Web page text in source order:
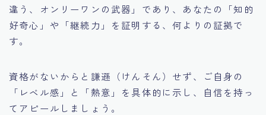
違う、オンリーワンの武器」であり、あなたの「知的
好奇心」や「継続力」を証明する、何よりの証拠で
す。
資格がないからと謙遜（けんそん）せず、ご自身の
「レベル感」と「熱意」を具体的に示し、自信を持っ
てアピールしましょう。